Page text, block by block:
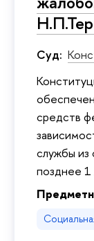
Суд:
средств
службы из
позднее 1